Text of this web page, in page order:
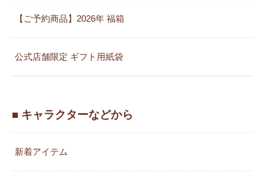
【ご予約商品】2026年 福箱
公式店舗限定 ギフト用紙袋
■ キャラクターなどから
新着アイテム